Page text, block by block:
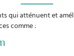
qui atténuent et
comme :